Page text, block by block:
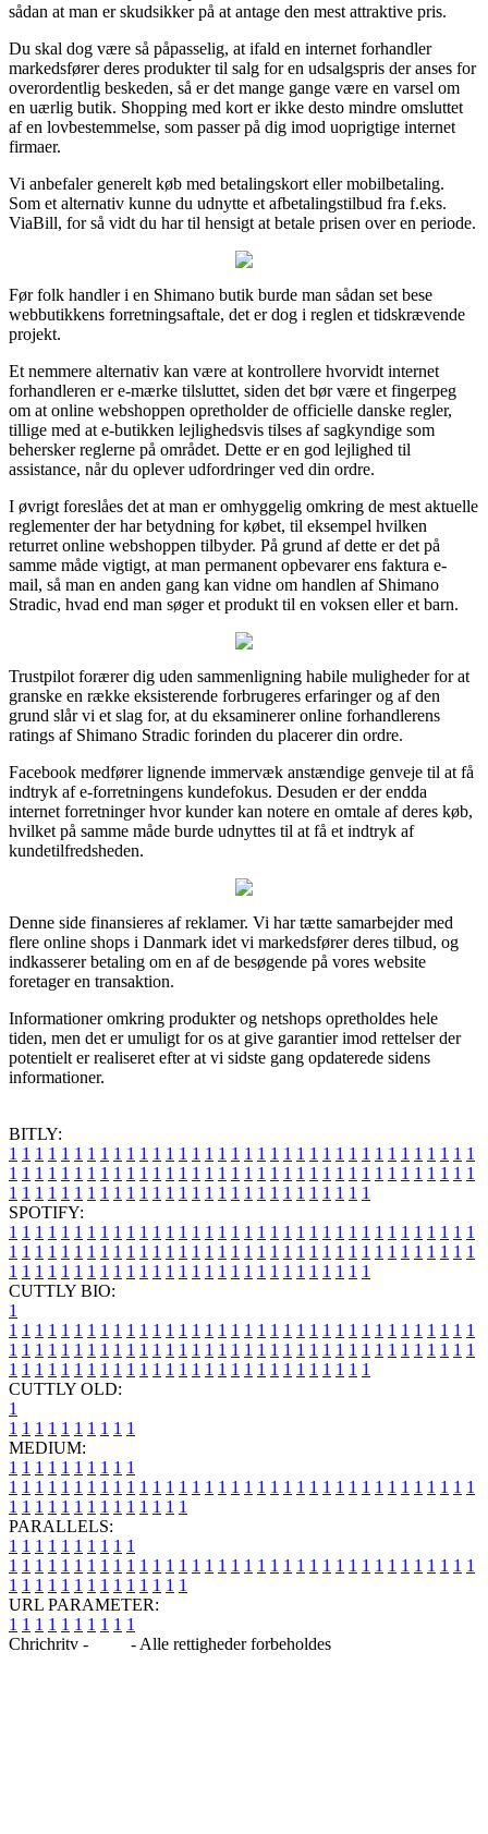
sådan at man er skudsikker på at antage den mest attraktive pris.
Du skal dog være så påpasselig, at ifald en internet forhandler
markedsfører deres produkter til salg for en udsalgspris der anses for
overordentlig beskeden, så er det mange gange være en varsel om
en uærlig butik. Shopping med kort er ikke desto mindre omsluttet
af en lovbestemmelse, som passer på dig imod uoprigtige internet
firmaer.
Vi anbefaler generelt køb med betalingskort eller mobilbetaling.
Som et alternativ kunne du udnytte et afbetalingstilbud fra f.eks.
ViaBill, for så vidt du har til hensigt at betale prisen over en periode.
Før folk handler i en Shimano butik burde man sådan set bese
webbutikkens forretningsaftale, det er dog i reglen et tidskrævende
projekt.
Et nemmere alternativ kan være at kontrollere hvorvidt internet
forhandleren er e-mærke tilsluttet, siden det bør være et fingerpeg
om at online webshoppen opretholder de officielle danske regler,
tillige med at e-butikken lejlighedsvis tilses af sagkyndige som
behersker reglerne på området. Dette er en god lejlighed til
assistance, når du oplever udfordringer ved din ordre.
I øvrigt foreslåes det at man er omhyggelig omkring de mest aktuelle
reglementer der har betydning for købet, til eksempel hvilken
returret online webshoppen tilbyder. På grund af dette er det på
samme måde vigtigt, at man permanent opbevarer ens faktura e-
mail, så man en anden gang kan vidne om handlen af Shimano
Stradic, hvad end man søger et produkt til en voksen eller et barn.
Trustpilot forærer dig uden sammenligning habile muligheder for at
granske en række eksisterende forbrugeres erfaringer og af den
grund slår vi et slag for, at du eksaminerer online forhandlerens
ratings af Shimano Stradic forinden du placerer din ordre.
Facebook medfører lignende immervæk anstændige genveje til at få
indtryk af e-forretningens kundefokus. Desuden er der endda
internet forretninger hvor kunder kan notere en omtale af deres køb,
hvilket på samme måde burde udnyttes til at få et indtryk af
kundetilfredsheden.
Denne side finansieres af reklamer. Vi har tætte samarbejder med
flere online shops i Danmark idet vi markedsfører deres tilbud, og
indkasserer betaling om en af de besøgende på vores website
foretager en transaktion.
Informationer omkring produkter og netshops opretholdes hele
tiden, men det er umuligt for os at give garantier imod rettelser der
potentielt er realiseret efter at vi sidste gang opdaterede sidens
informationer.
BITLY:
1 1 1 1 1 1 1 1 1 1 1 1 1 1 1 1 1 1 1 1 1 1 1 1 1 1 1 1 1 1 1 1 1 1 1 1
1 1 1 1 1 1 1 1 1 1 1 1 1 1 1 1 1 1 1 1 1 1 1 1 1 1 1 1 1 1 1 1 1 1 1 1
1 1 1 1 1 1 1 1 1 1 1 1 1 1 1 1 1 1 1 1 1 1 1 1 1 1 1 1
SPOTIFY:
1 1 1 1 1 1 1 1 1 1 1 1 1 1 1 1 1 1 1 1 1 1 1 1 1 1 1 1 1 1 1 1 1 1 1 1
1 1 1 1 1 1 1 1 1 1 1 1 1 1 1 1 1 1 1 1 1 1 1 1 1 1 1 1 1 1 1 1 1 1 1 1
1 1 1 1 1 1 1 1 1 1 1 1 1 1 1 1 1 1 1 1 1 1 1 1 1 1 1 1
CUTTLY BIO:
1
1 1 1 1 1 1 1 1 1 1 1 1 1 1 1 1 1 1 1 1 1 1 1 1 1 1 1 1 1 1 1 1 1 1 1 1
1 1 1 1 1 1 1 1 1 1 1 1 1 1 1 1 1 1 1 1 1 1 1 1 1 1 1 1 1 1 1 1 1 1 1 1
1 1 1 1 1 1 1 1 1 1 1 1 1 1 1 1 1 1 1 1 1 1 1 1 1 1 1 1
CUTTLY OLD:
1
1 1 1 1 1 1 1 1 1 1
MEDIUM:
1 1 1 1 1 1 1 1 1 1
1 1 1 1 1 1 1 1 1 1 1 1 1 1 1 1 1 1 1 1 1 1 1 1 1 1 1 1 1 1 1 1 1 1 1 1
1 1 1 1 1 1 1 1 1 1 1 1 1 1
PARALLELS:
1 1 1 1 1 1 1 1 1 1
1 1 1 1 1 1 1 1 1 1 1 1 1 1 1 1 1 1 1 1 1 1 1 1 1 1 1 1 1 1 1 1 1 1 1 1
1 1 1 1 1 1 1 1 1 1 1 1 1 1
URL PARAMETER:
1 1 1 1 1 1 1 1 1 1
Chrichritv -
- Alle rettigheder forbeholdes